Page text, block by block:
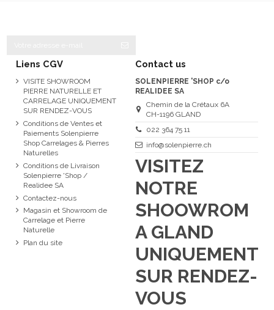
Liens CGV
VISITE SHOWROOM
PIERRE NATURELLE ET
CARRELAGE UNIQUEMENT
SUR RENDEZ-VOUS
Conditions de Ventes et
Paiements Solenpierre
Shop Carrelages & Pierres
Naturelles
Conditions de Livraison
Solenpierre 'Shop /
Realidee SA
Contactez-nous
Magasin et Showroom de
Carrelage et Pierre
Naturelle
Plan du site
Contact us
SOLENPIERRE 'SHOP c/o
REALIDEE SA
Chemin de la Crétaux 6A
CH-1196 GLAND
022 364 75 11
info@solenpierre.ch
VISITEZ
NOTRE
SHOOWROM
A GLAND
UNIQUEMENT
SUR RENDEZ-
VOUS